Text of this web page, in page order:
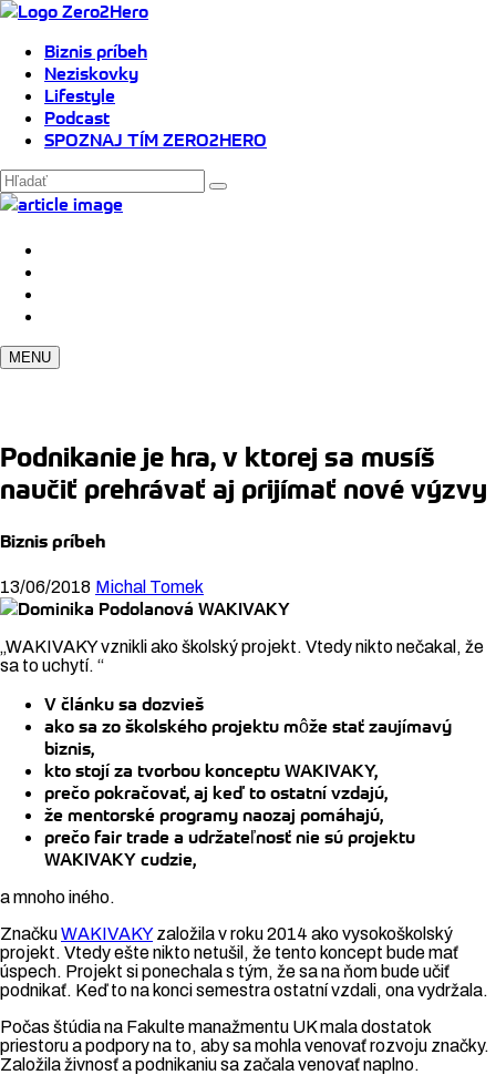
Biznis príbeh
Neziskovky
Lifestyle
Podcast
SPOZNAJ TÍM ZERO2HERO
MENU
Podnikanie je hra, v ktorej sa musíš
naučiť prehrávať aj prijímať nové výzvy
Biznis príbeh
13/06/2018 Michal Tomek
„WAKIVAKY vznikli ako školský projekt. Vtedy nikto nečakal, že
sa to uchytí. “
V článku sa dozvieš
ako sa zo školského projektu môže stať zaujímavý
biznis,
kto stojí za tvorbou konceptu WAKIVAKY,
prečo pokračovať, aj keď to ostatní vzdajú,
že mentorské programy naozaj pomáhajú,
prečo fair trade a udržateľnosť nie sú projektu
WAKIVAKY cudzie,
a mnoho iného.
ZnačkuWAKIVAKYzaložila v roku 2014 ako vysokoškolský
projekt. Vtedy ešte nikto netušil, že tento koncept bude mať
úspech. Projekt si ponechala s tým, že sa na ňom bude učiť
podnikať. Keď to na konci semestra ostatní vzdali, ona vydržala.
Počas štúdia na Fakulte manažmentu UK mala dostatok
priestoru a podpory na to, aby sa mohla venovať rozvoju značky.
Založila živnosť a podnikaniu sa začala venovať naplno.